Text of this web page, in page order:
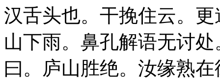
汉舌头也。干挽住云。
山下雨。鼻孔解语无讨
曰。庐山胜绝。汝缘熟